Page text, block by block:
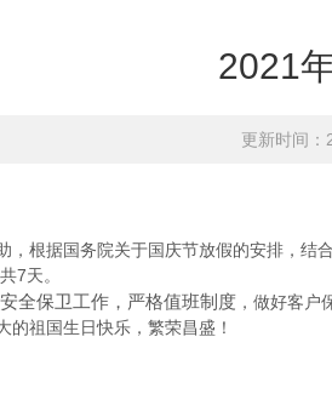
2021
更新时间
据国务院关于国庆节放假的安排，结
7天。
全保卫工作，严格值班制度 ，做好客户
祖国生日快乐，繁荣昌盛！